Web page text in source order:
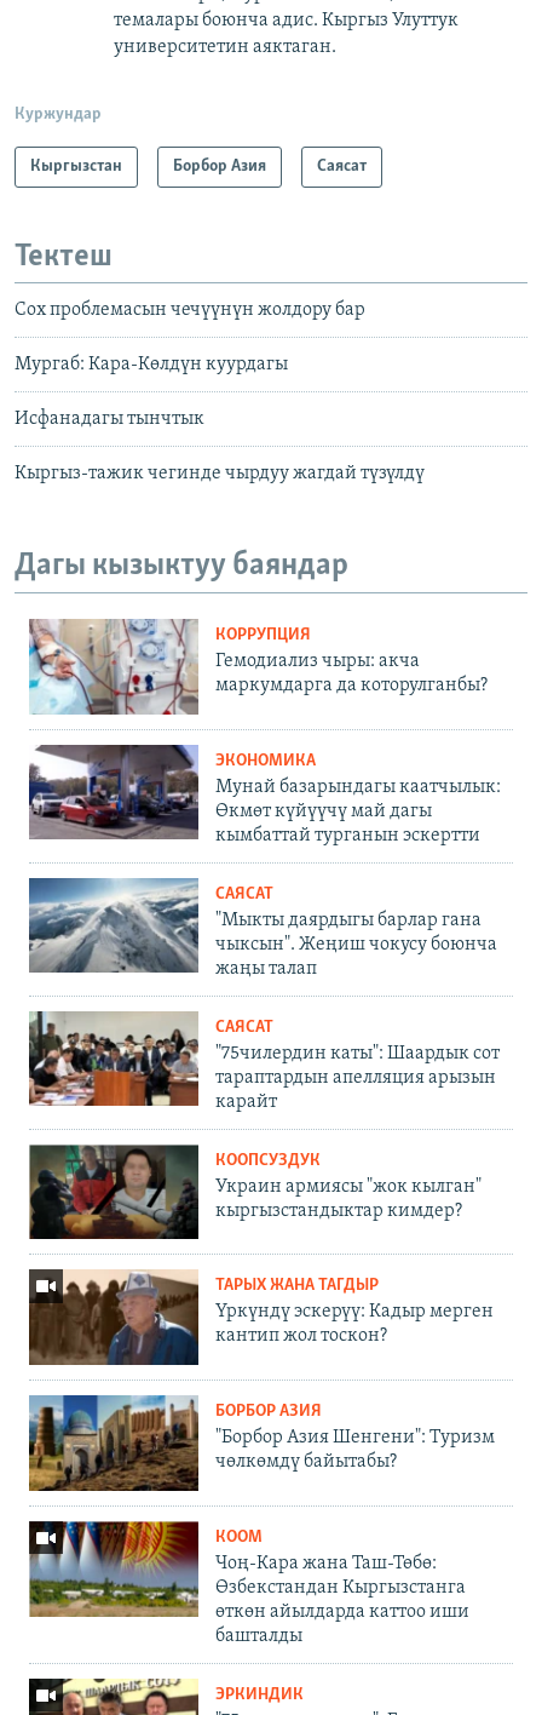
темалары боюнча адис. Кыргыз Улуттук
университетин аяктаган.
Куржундар
Кыргызстан Борбор Азия Саясат
Тектеш
Сох проблемасын чечүүнүн жолдору бар
Мургаб: Кара-Көлдүн куурдагы
Исфанадагы тынчтык
Кыргыз-тажик чегинде чырдуу жагдай түзүлдү
Дагы кызыктуу баяндар
КОРРУПЦИЯ
Гемодиализ чыры: акча
маркумдарга да которулганбы?
ЭКОНОМИКА
Мунай базарындагы каатчылык:
Өкмөт күйүүчү май дагы
кымбаттай турганын эскертти
САЯСАТ
"Мыкты даярдыгы барлар гана
чыксын". Жеңиш чокусу боюнча
жаңы талап
САЯСАТ
"75чилердин каты": Шаардык сот
тараптардын апелляция арызын
карайт
КООПСУЗДУК
Украин армиясы "жок кылган"
кыргызстандыктар кимдер?
ТАРЫХ ЖАНА ТАГДЫР
Үркүндү эскерүү: Кадыр мерген
кантип жол тоскон?
БОРБОР АЗИЯ
"Борбор Азия Шенгени": Туризм
чөлкөмдү байытабы?
КООМ
Чоң-Кара жана Таш-Төбө:
Өзбекстандан Кыргызстанга
өткөн айылдарда каттоо иши
башталды
ЭРКИНДИК